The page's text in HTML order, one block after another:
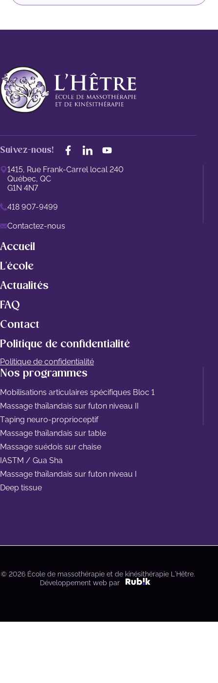
Suivez-nous!
1415, Rue Frank-Carrel local 240
Québec, QC
G1N 4N7
418 907-9499
Contactez-nous
Nos programmes
Mobilisations articulaires spécifiques Bloc 1
Massage thaïlandais sur futon niveau II
Taping neuro-proprioceptif
Massage thaïlandais sur table
Massage suédois sur chaise
IASTM / Gua Sha
Massage thaïlandais sur futon niveau I
Deep tissue
Accueil
L'école
Actualités
FAQ
Contact
Politique de confidentialité
Politique de confidentialité
© 2026 École de massothérapie et de kinésithérapie L’Hêtre.
Développement web par